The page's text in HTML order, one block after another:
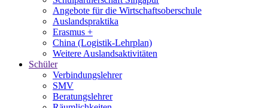
Angebote für die Wirtschaftsoberschule
Auslandspraktika
Erasmus +
China (Logistik-Lehrplan)
Weitere Auslandsaktivitäten
Schüler
Verbindungslehrer
SMV
Beratungslehrer